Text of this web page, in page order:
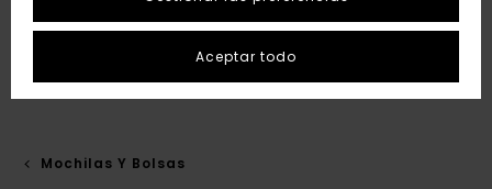
Mochilas Y Bolsas
Aceptar todo